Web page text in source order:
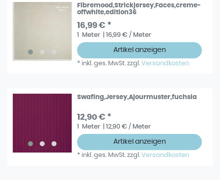
Fibremood,Strickjersey,Faces,creme-
offwhite,edition36
16,99 € *
1 Meter | 16,99 € / Meter
Artikel anzeigen
* inkl. ges. MwSt. zzgl.Versandkosten
Swafing,Jersey,Ajourmuster,fuchsia
12,90 € *
1 Meter | 12,90 € / Meter
Artikel anzeigen
* inkl. ges. MwSt. zzgl.Versandkosten